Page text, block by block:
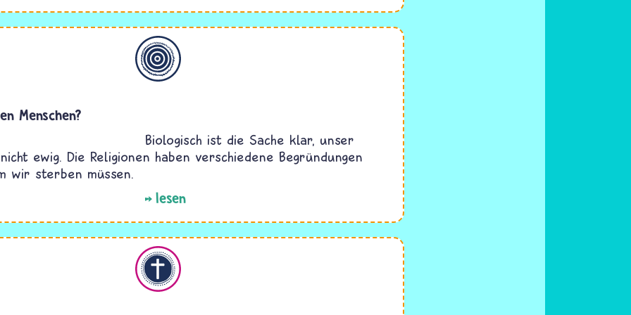
Menschen?
Biologisch ist die Sache klar, unser
ewig. Die Religionen haben verschiedene Begründungen
wir sterben müssen.
lesen